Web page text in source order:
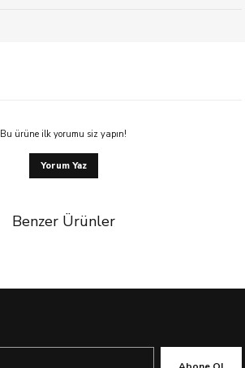
Bu ürüne ilk yorumu siz yapın!
Yorum Yaz
Benzer Ürünler